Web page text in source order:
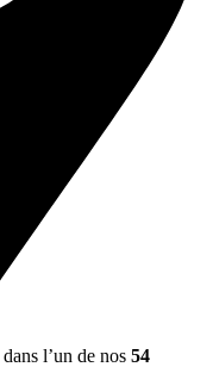
dans l’un de nos 54